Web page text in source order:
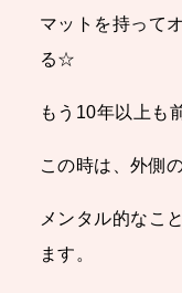
マットを持って
る☆
もう10年以上も
この時は、外側
メンタル的なこ
ます。